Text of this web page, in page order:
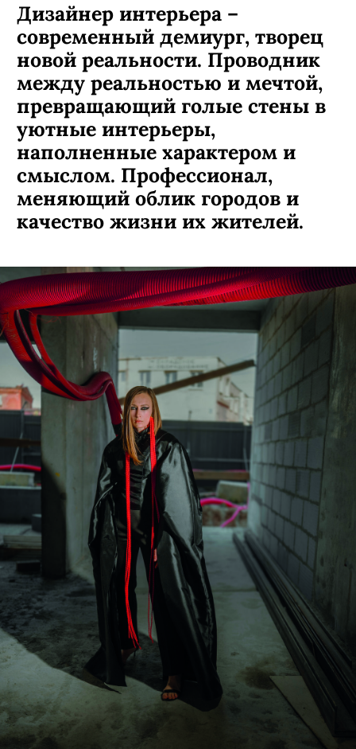
Дизайнер интерьера –
современный демиург, творец
новой реальности. Проводник
между реальностью и мечтой,
превращающий голые стены в
уютные интерьеры,
наполненные характером и
смыслом. Профессионал,
меняющий облик городов и
качество жизни их жителей.